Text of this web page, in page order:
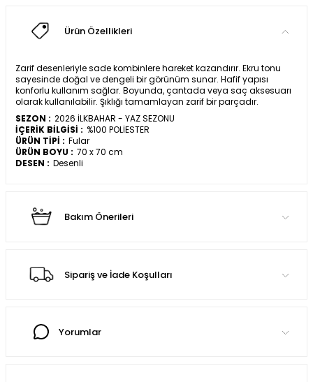
Ürün Özellikleri
Zarif desenleriyle sade kombinlere hareket kazandırır. Ekru tonu
sayesinde doğal ve dengeli bir görünüm sunar. Hafif yapısı
konforlu kullanım sağlar. Boyunda, çantada veya saç aksesuarı
olarak kullanılabilir. Şıklığı tamamlayan zarif bir parçadır.
SEZON : 2026 İLKBAHAR - YAZ SEZONU
İÇERİK BİLGİSİ : %100 POLİESTER
ÜRÜN TİPİ : Fular
ÜRÜN BOYU : 70 x 70 cm
DESEN : Desenli
Bakım Önerileri
Sipariş ve İade Koşulları
Yorumlar